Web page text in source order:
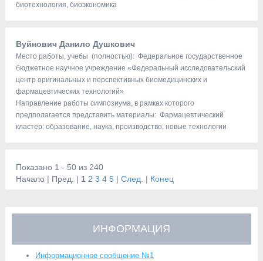
биотехнология, биоэкономика
Вуйнович Данило Душкович
Место работы, учебы (полностью): Федеральное государственное
бюджетное научное учреждение «Федеральный исследовательский
центр оригинальных и перспективных биомедицинских и
фармацевтических технологий»
Направление работы симпозиума, в рамках которого
предполагается представить материалы: Фармацевтический
кластер: образование, наука, производство, новые технологии
Показано 1 - 50 из 240
Начало | Пред. | 1 2 3 4 5 | След. | Конец
ИНФОРМАЦИЯ
Информационное сообщение №1